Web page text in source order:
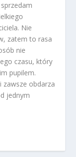
Nie
zatem to rasa
nie
czasu, który
pupilem.
zawsze obdarza
jednym